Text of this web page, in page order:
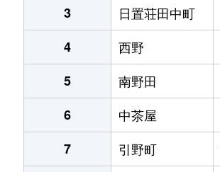
3
日置荘田中町
4
西野
5
南野田
6
中茶屋
7
引野町